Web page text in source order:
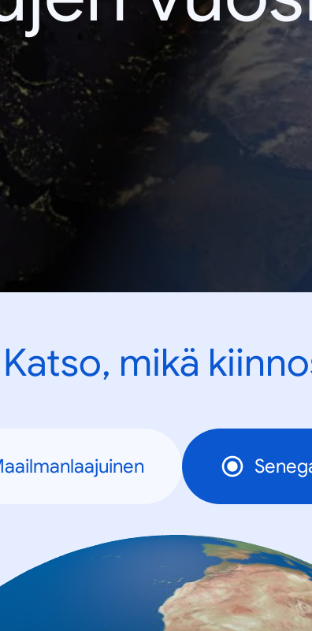
Katso, mikä